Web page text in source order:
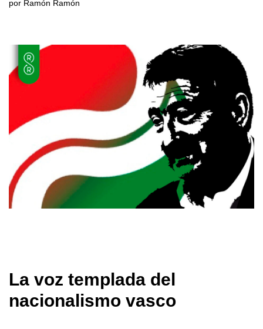
por Ramón Ramón
La voz templada del
nacionalismo vasco